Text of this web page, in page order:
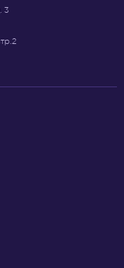
3